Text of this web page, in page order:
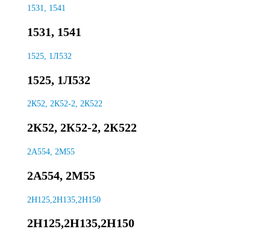
1531, 1541
1531, 1541
1525, 1Л532
1525, 1Л532
2К52, 2К52-2, 2К522
2К52, 2К52-2, 2К522
2А554, 2М55
2А554, 2М55
2H125,2H135,2H150
2H125,2H135,2H150